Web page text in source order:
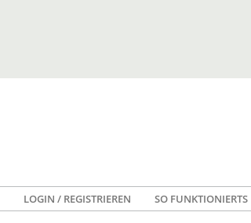
LOGIN / REGISTRIEREN SO FUNKTIONIERTS